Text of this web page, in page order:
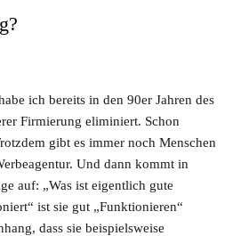
ich bereits in den 90er Jahren des
Firmierung eliminiert. Schon
gibt es immer noch Menschen
Und dann kommt in
auf: „Was ist eigentlich gute
ist sie gut „Funktionieren“
dass sie beispielsweise